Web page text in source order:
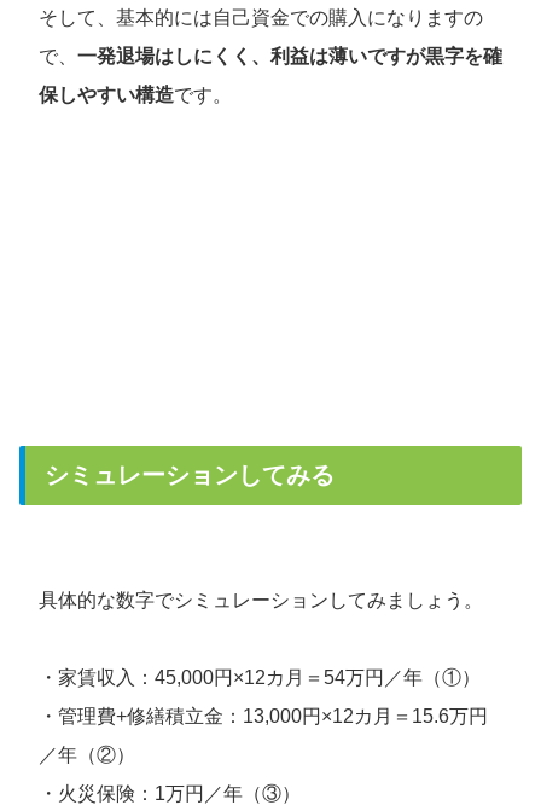
そして、基本的には自己資金での購入になりますの
で、 一発退場はしにくく、利益は薄いですが黒字を確
保しやすい構造です。
シミュレーションしてみる
具体的な数字でシミュレーションしてみましょう。
・家賃収入：45,000円×12カ月＝54万円／年（①）
・管理費+修繕積立金：13,000円×12カ月＝15.6万円
／年（②）
・火災保険：1万円／年（③）